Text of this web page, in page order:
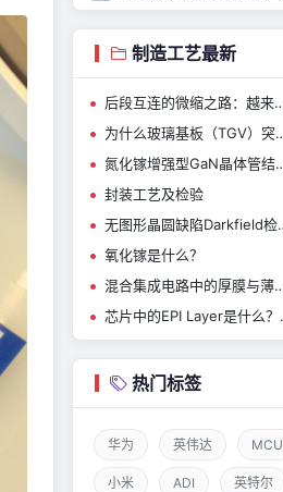
制造工艺最新
后段互连的微缩之路：越来越细的铜线与越来越低的电容
为什么玻璃基板（TGV）突然被重视？
氮化镓增强型GaN晶体管结构简介
封装工艺及检验
无图形晶圆缺陷Darkfield检测技术介绍
氧化镓是什么？
混合集成电路中的厚膜与薄膜工艺
芯片中的EPI Layer是什么？有什么作用？
热门标签
华为 英伟达 MCU
小米 ADI 英特尔